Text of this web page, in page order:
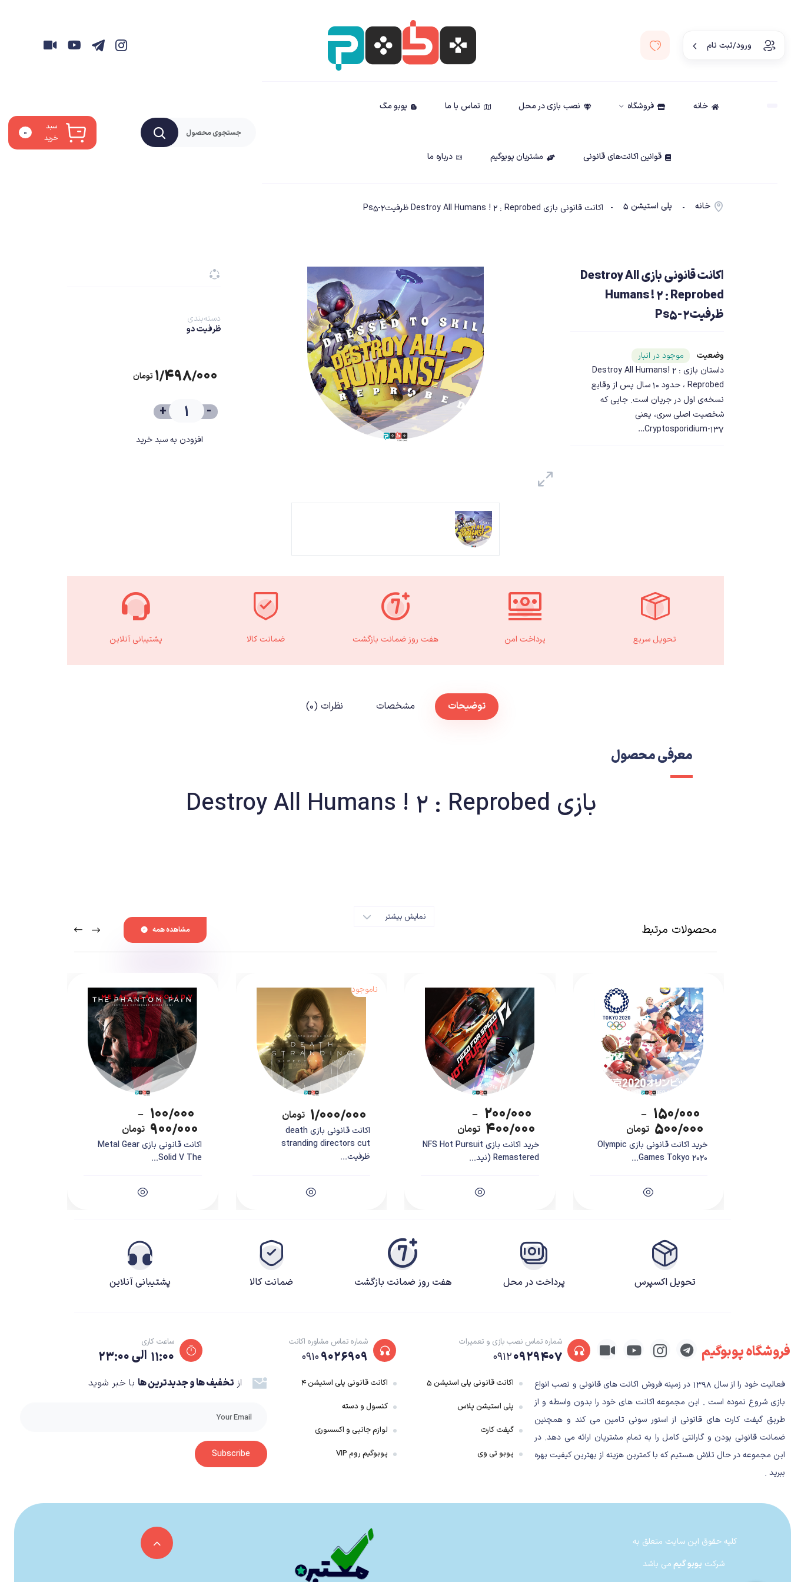
ورود/ثبت نام
خانه فروشگاه نصب بازی در محل تماس با ما پوبو مگ
قوانین اکانت‌های قانونی مشتریان پوبوگیم درباره ما
سبد
خرید
۰
خانه - پلی استیشن ۵ - اکانت قانونی بازی Destroy All Humans ! 2 : Reprobed ظرفیت2-Ps5
اکانت قانونی بازی Destroy All
Humans ! 2 : Reprobed
ظرفیت2-Ps5
وضعیت موجود در انبارشناسه محصول ۲۳۶۲۷
داستان بازی Destroy All Humans! 2 :
Reprobed ، حدود ۱۰ سال پس از وقایع
نسخه‌ی اول در جریان است. جایی که
شخصیت اصلی سری، یعنی
Cryptosporidium-137…
دسته‌بندی
ظرفیت دو
۱/۴۹۸/۰۰۰ تومان
-
+
افزودن به سبد خرید
تحویل سریع پرداخت امن هفت روز ضمانت بازگشت ضمانت کالا پشتیبانی آنلاین
توضیحات مشخصات نظرات (۰)
معرفی محصول
بازی Destroy All Humans ! 2 : Reprobed
Destroy All Humans! 2 : Reprobed
داستان بازی Destroy All Humans ! 2 : Reprobed
انفجاری کشته می‌شود (سازمان KGB کشور روسیه سفینه مستقر آن‌ها در فضا را منفجر می‌کند). حال این بار مخاطبان کنترل یک کلون از Cryptosporidium-137 را برعهده می‌گیرند و همچنان تظاهر
منطق و جدیت به دور هستند و به نوعی هدف کلی ساخت این دسته از آثار نیز تجربه‌ای متفاوت، عجیب و غریب و خنده‌دار است.
نمایش بیشتر
محصولات مرتبط مشاهده همه
۱۵۰/۰۰۰ –
۵۰۰/۰۰۰ تومان
خرید اکانت قانونی بازی Olympic
Games Tokyo 2020...
۲۰۰/۰۰۰ –
۴۰۰/۰۰۰ تومان
خرید اکانت بازی NFS Hot Pursuit
Remastered (نید...
ناموجود
۱/۰۰۰/۰۰۰ تومان
اکانت قانونی بازی death
stranding directors cut
ظرفیت...
۱۰۰/۰۰۰ –
۹۰۰/۰۰۰ تومان
اکانت قانونی بازی Metal Gear
Solid V The...
تحویل اکسپرس پرداخت در محل هفت روز ضمانت بازگشت ضمانت کالا پشتیبانی آنلاین
فروشگاه پوبوگیم
شماره تماس نصب بازی و تعمیرات
۰۹۱۲۰۹۲۹۴۰۷
شماره تماس مشاوره اکانت
۰۹۱۰۹۰۲۶۹۰۹
ساعت کاری
۱۱:۰۰ الی ۲۳:۰۰
فعالیت خود را از سال ۱۳۹۸ در زمینه فروش اکانت های قانونی و نصب انواع
بازی شروع نموده است . این مجموعه اکانت های خود را بدون واسطه و از
طریق گیفت کارت های قانونی از استور سونی تامین می کند و همچنین
ضمانت قانونی بودن و گارانتی کامل را به تمام مشتریان ارائه می دهد. در
این مجموعه در حال تلاش هستیم که با کمترین هزینه از بهترین کیفیت بهره
ببرید .
اکانت قانونی پلی استیشن ۵
پلی استیشن پلاس
گیفت کارت
پوبو تی وی
اکانت قانونی پلی استیشن ۴
کنسول و دسته
لوازم جانبی و اکسسوری
پوبوگیم روم VIP
از تخفیف ها و جدیدترین ها با خبر شوید
Subscribe
کلیه حقوق این سایت متعلق به
شرکت پوبو گیممی باشد